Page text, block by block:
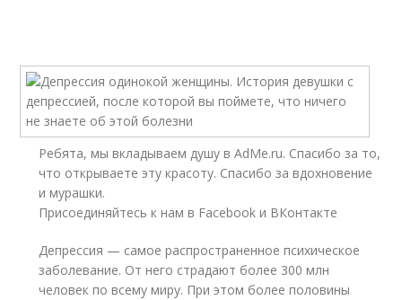
Ребята, мы вкладываем душу в AdMe.ru. Cпасибо за то,
что открываете эту красоту. Спасибо за вдохновение
и мурашки.
Присоединяйтесь к нам в Facebook и ВКонтакте
Депрессия — самое распространенное психическое
заболевание. От него страдают более 300 млн
человек по всему миру. При этом более половины